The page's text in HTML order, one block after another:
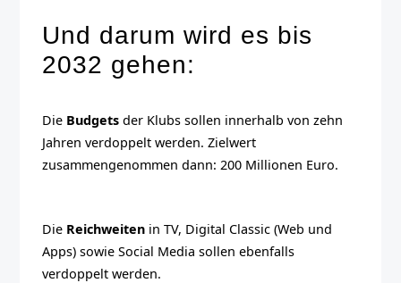
Und darum wird es bis
2032 gehen:
Die Budgets der Klubs sollen innerhalb von zehn
Jahren verdoppelt werden. Zielwert
zusammengenommen dann: 200 Millionen Euro.
Die Reichweiten in TV, Digital Classic (Web und
Apps) sowie Social Media sollen ebenfalls
verdoppelt werden.